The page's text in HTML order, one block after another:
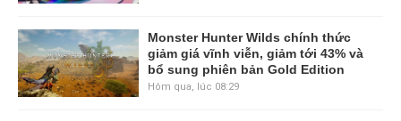
Monster Hunter Wilds chính thức
giảm giá vĩnh viễn, giảm tới 43% và
bổ sung phiên bản Gold Edition
Hôm qua, lúc 08:29